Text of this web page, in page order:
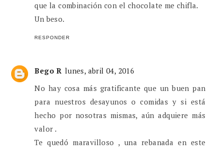
que la combinación con el chocolate me chifla.
Un beso.
RESPONDER
Bego R lunes, abril 04, 2016
No hay cosa más gratificante que un buen pan
para nuestros desayunos o comidas y si está
hecho por nosotras mismas, aún adquiere más
valor .
Te quedó maravilloso , una rebanada en este